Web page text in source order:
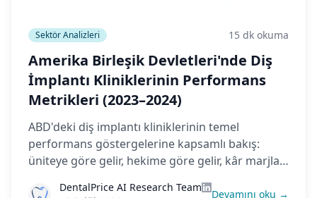
Sektör Analizleri 15 dk okuma
Amerika Birleşik Devletleri'nde Diş
İmplantı Kliniklerinin Performans
Metrikleri (2023–2024)
ABD'deki diş implantı kliniklerinin temel
performans göstergelerine kapsamlı bakış:
üniteye göre gelir, hekime göre gelir, kâr marjları
DSO ağlarında verimlilik stratejileri.
DentalPrice AI Research Team
Devamını oku →